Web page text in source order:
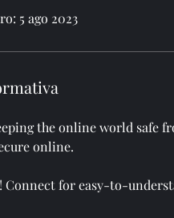
5 ago 2023
the online world safe
online.
Connect for easy-to-